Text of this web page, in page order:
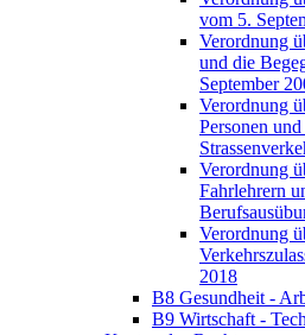
vom 5.
Verordnung
und die
September
Verordnung
Personen
Verordnung
Fahrlehrern
Verordnung
2018
B8 Gesundheit -
B9 Wirtschaft -